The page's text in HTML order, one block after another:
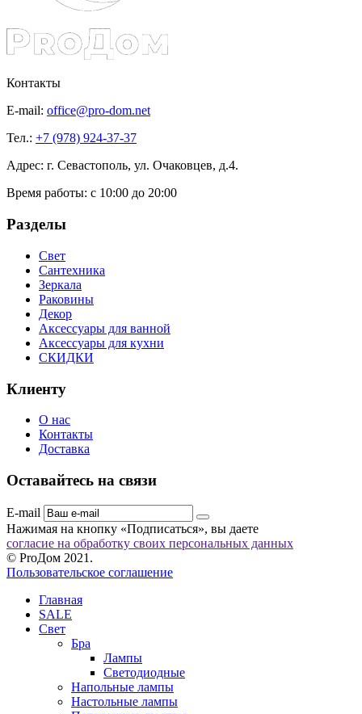
Контакты
E-mail: office@pro-dom.net
Тел.: +7 (978) 924-37-37
Адрес: г. Севастополь, ул. Очаковцев, д.4.
Время работы: с 10:00 до 20:00
Разделы
Свет
Сантехника
Зеркала
Раковины
Декор
Аксессуары для ванной
Аксессуары для кухни
СКИДКИ
Клиенту
О нас
Контакты
Доставка
Оставайтесь на связи
E-mail
Нажимая на кнопку «Подписаться», вы даете
согласие на обработку своих персональных данных
© ProДом 2021.
Пользовательское соглашение
Главная
SALE
Свет
Бра
Лампы
Светодиодные
Напольные лампы
Настольные лампы